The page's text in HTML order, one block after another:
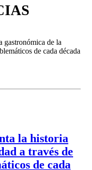
la historia
a través de
de cada